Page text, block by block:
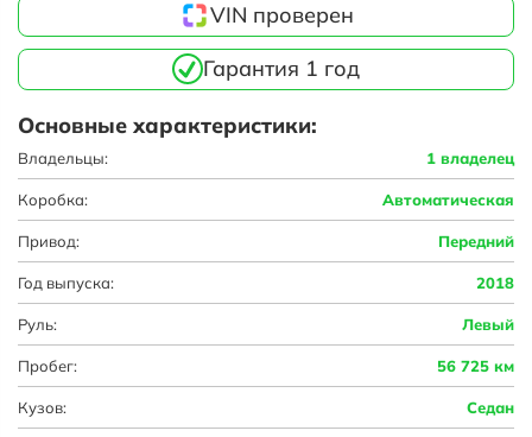
VIN проверен
Гарантия 1 год
Основные характеристики:
Владельцы: 1 владелец
Коробка: Автоматическая
Привод: Передний
Год выпуска: 2018
Руль: Левый
Пробег: 56 725 км
Кузов: Седан